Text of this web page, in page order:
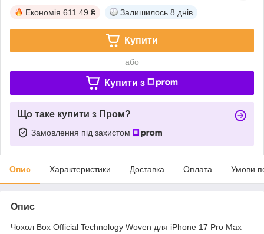
Економія 611.49 ₴ Залишилось 8 днів
Купити
або
Купити з
Що таке купити з Пром?
Замовлення під захистом
Опис Характеристики Доставка Оплата Умови
Опис
Чохол Box Official Technology Woven для iPhone 17 Pro Max —